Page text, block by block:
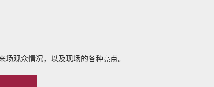
观众情况，以及现场的各种亮点。